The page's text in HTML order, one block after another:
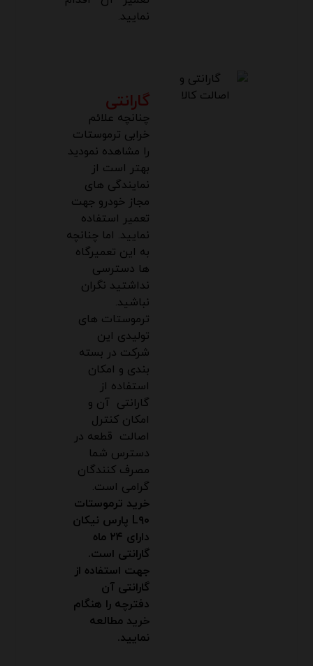
نمایید.
گارانتی
چنانچه علائم
خرابی ترموستات
را مشاهده نمودید
بهتر است از
نمایندگی های
مجاز خودرو جهت
تعمیر استفاده
نمایید. اما چنانچه
به این تعمیرگاه
ها دسترسی
نداشتید نگران
نباشید.
ترموستات های
تولیدی این
شرکت در بسته
بندی و امکان
استفاده از
گارانتی آن و
امکان کنترل
اصالت قطعه در
دسترس شما
مصرف کنندگان
گرامی است.
خرید ترموستات
L۹۰ پارس نیکان
دارای ۲۴ ماه
گارانتی است.
جهت استفاده از
گارانتی آن
دفترچه را هنگام
خرید مطالعه
نمایید.